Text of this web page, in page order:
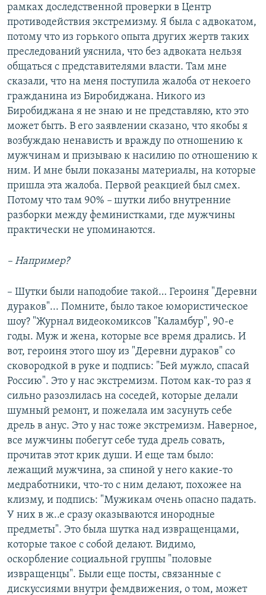
рамках доследственной проверки в Центр
противодействия экстремизму. Я была с адвокатом,
потому что из горького опыта других жертв таких
преследований уяснила, что без адвоката нельзя
общаться с представителями власти. Там мне
сказали, что на меня поступила жалоба от некоего
гражданина из Биробиджана. Никого из
Биробиджана я не знаю и не представляю, кто это
может быть. В его заявлении сказано, что якобы я
возбуждаю ненависть и вражду по отношению к
мужчинам и призываю к насилию по отношению к
ним. И мне были показаны материалы, на которые
пришла эта жалоба. Первой реакцией был смех.
Потому что там 90% – шутки либо внутренние
разборки между феминистками, где мужчины
практически не упоминаются.
– Например?
– Шутки были наподобие такой… Героиня "Деревни
дураков"... Помните, было такое юмористическое
шоу? "Журнал видеокомиксов "Каламбур", 90-е
годы. Муж и жена, которые все время дрались. И
вот, героиня этого шоу из "Деревни дураков" со
сковородкой в руке и подпись: "Бей мужло, спасай
Россию". Это у нас экстремизм. Потом как-то раз я
сильно разозлилась на соседей, которые делали
шумный ремонт, и пожелала им засунуть себе
дрель в анус. Это у нас тоже экстремизм. Наверное,
все мужчины побегут себе туда дрель совать,
прочитав этот крик души. И еще там было:
лежащий мужчина, за спиной у него какие-то
медработники, что-то с ним делают, похожее на
клизму, и подпись: "Мужикам очень опасно падать.
У них в ж..е сразу оказываются инородные
предметы". Это была шутка над извращенцами,
которые такое с собой делают. Видимо,
оскорбление социальной группы "половые
извращенцы". Были еще посты, связанные с
дискуссиями внутри фемдвижения, о том, может